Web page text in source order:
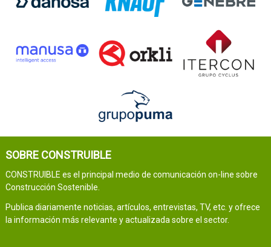
SOBRE CONSTRUIBLE
CONSTRUIBLE es el principal medio de comunicación on-line sobre
Construcción Sostenible.
Publica diariamente noticias, artículos, entrevistas, TV, etc. y ofrece
la información más relevante y actualizada sobre el sector.